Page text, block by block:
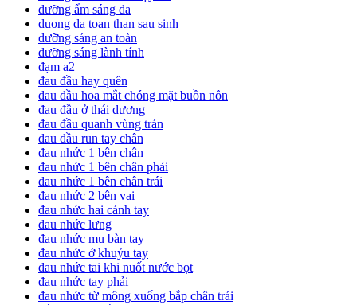
dưỡng ẩm sáng da
duong da toan than sau sinh
dưỡng sáng an toàn
dưỡng sáng lành tính
đạm a2
đau đầu hay quên
đau đầu hoa mắt chóng mặt buồn nôn
đau đầu ở thái dương
đau đầu quanh vùng trán
đau đầu run tay chân
đau nhức 1 bên chân
đau nhức 1 bên chân phải
đau nhức 1 bên chân trái
đau nhức 2 bên vai
đau nhức hai cánh tay
đau nhức lưng
đau nhức mu bàn tay
đau nhức ở khuỷu tay
đau nhức tai khi nuốt nước bọt
đau nhức tay phải
đau nhức từ mông xuống bắp chân trái